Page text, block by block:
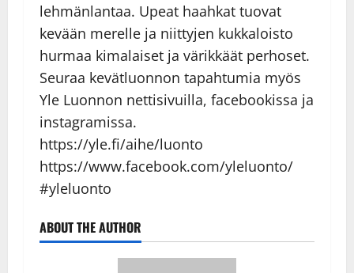
lehmänlantaa. Upeat haahkat tuovat
kevään merelle ja niittyjen kukkaloisto
hurmaa kimalaiset ja värikkäät perhoset.
Seuraa kevätluonnon tapahtumia myös
Yle Luonnon nettisivuilla, facebookissa ja
instagramissa.
https://yle.fi/aihe/luonto
https://www.facebook.com/yleluonto/
#yleluonto
ABOUT THE AUTHOR